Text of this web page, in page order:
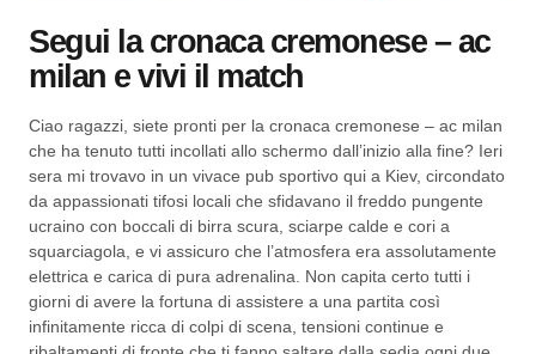
Segui la cronaca cremonese – ac
milan e vivi il match
Ciao ragazzi, siete pronti per la cronaca cremonese – ac milan
che ha tenuto tutti incollati allo schermo dall’inizio alla fine? Ieri
sera mi trovavo in un vivace pub sportivo qui a Kiev, circondato
da appassionati tifosi locali che sfidavano il freddo pungente
ucraino con boccali di birra scura, sciarpe calde e cori a
squarciagola, e vi assicuro che l’atmosfera era assolutamente
elettrica e carica di pura adrenalina. Non capita certo tutti i
giorni di avere la fortuna di assistere a una partita così
infinitamente ricca di colpi di scena, tensioni continue e